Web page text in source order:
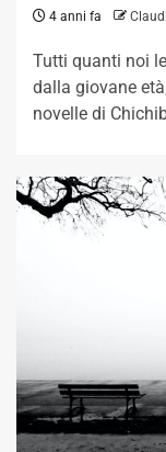
4 anni fa
Tutti quanti noi
dalla giovane
novelle di